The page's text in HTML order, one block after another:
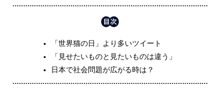
「世界猫の日」より多いツイート
「見せたいものと見たいものは違う」
日本で社会問題が広がる時は？